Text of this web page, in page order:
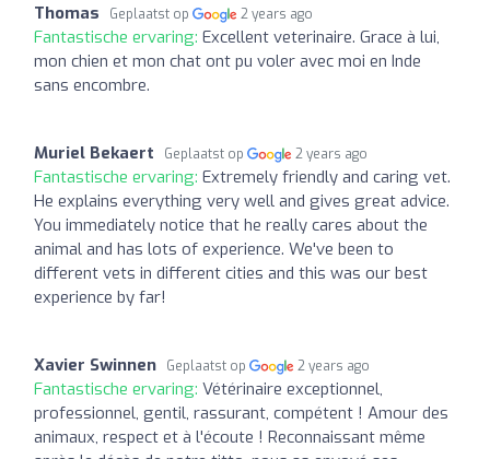
Thomas Geplaatst op 2 years ago
Fantastische ervaring: Excellent veterinaire. Grace à lui,
mon chien et mon chat ont pu voler avec moi en Inde
sans encombre.
Muriel Bekaert Geplaatst op 2 years ago
Fantastische ervaring: Extremely friendly and caring vet.
He explains everything very well and gives great advice.
You immediately notice that he really cares about the
animal and has lots of experience. We've been to
different vets in different cities and this was our best
experience by far!
Xavier Swinnen Geplaatst op 2 years ago
Fantastische ervaring: Vétérinaire exceptionnel,
professionnel, gentil, rassurant, compétent ! Amour des
animaux, respect et à l'écoute ! Reconnaissant même